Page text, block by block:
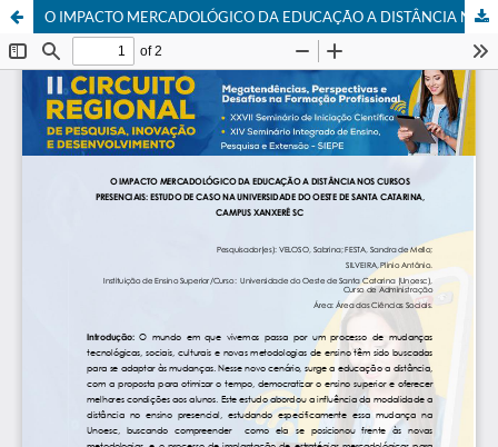
O IMPACTO MERCADOLÓGICO DA EDUCAÇÃO A DISTÂNCIA NOS CURSOS PRESENCIAIS: ESTUDO DE CASO NA UNIVERSIDADE DO OESTE DE SANTA CATARINA, CAMPUS XANXERÊ SC